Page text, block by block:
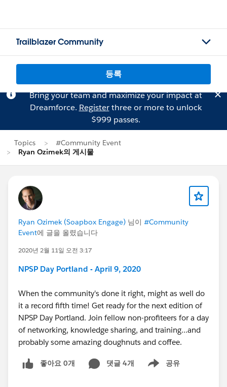
Trailblazer Community
등록
Bring your team and maximize your impact at
Dreamforce. Registerthree or more to unlock
$999 passes.
Topics
#Community Event
Ryan Ozimek의 게시물
Ryan Ozimek (Soapbox Engage) 님이 #Community
Event에 글을 올렸습니다
2020년 2월 11일 오전 3:17
NPSP Day Portland - April 9, 2020
When the community's done it right, might as well do
it a record fifth time! Get ready for the next edition of
NPSP Day Portland. Join fellow non-profiteers for a day
of networking, knowledge sharing, and training...and
probably some amazing doughnuts and coffee.
좋아요 0개 댓글 4개 공유
Show menu